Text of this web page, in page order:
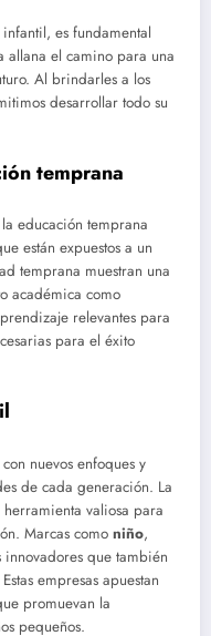
es fundamental
allana el camino para una
Al brindarles a los
desarrollar todo su
temprana
educación temprana
están expuestos a un
temprana muestran una
académica como
relevantes para
para el éxito
nuevos enfoques y
de cada generación. La
valiosa para
Marcas como niño,
que también
empresas apuestan
promuevan la
pequeños.